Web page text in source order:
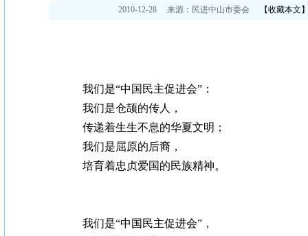
2010-12-28 来源： 民进中山市委会 【收藏本文
我们是“中国民主促进会”：
我们是仓颉的传人，
传递着生生不息的华夏文明；
我们是屈原的后裔，
培育着忠贞爱国的民族精神。
我们是“中国民主促进会”，